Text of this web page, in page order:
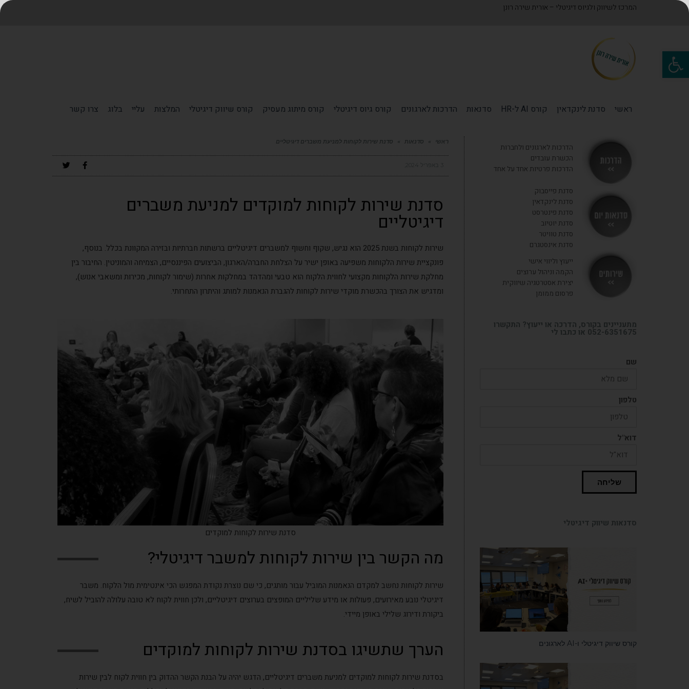
פתח סרגל נגישות
המרכז לשיווק ולגיוס דיגיטלי – אורית שירה רונן
ראשי סדנת לינקדאין קורס AI ל-HR סדנאות הדרכות לארגונים קורס גיוס דיגיטלי קורס מיתוג מעסיק קורס שיווק דיגיטלי המלצות עליי בלוג צרו קשר
ראשי » סדנאות » סדנת שירות לקוחות למניעת משברים דיגיטליים
סדנת שירות לקוחות למוקדים למניעת משברים
דיגיטליים
שירות לקוחות בשנת 2025 הוא נגיש, שקוף וחשוף למשברים דיגיטליים ברשתות חברתיות ובזירה המקוונת בכלל. בנוסף,
פונקציית שירות הלקוחות משפיעה באופן ישיר על הצלחת החברה/הארגון, הביצועים הפיננסיים, הצמיחה והמוניטין. החיבור בין
מחלקת שירות הלקוחות מקצועי לחווית הלקוח הוא טבעי ומהדהד במחלקות אחרות (שימור לקוחות, מכירות ומשאבי אנוש),
ומדגיש את הצורך בהכשרת מוקדי שירות לקוחות להגברת הנאמנות למותג והיתרון התחרותי.
סדנת שירות לקוחות למוקדים
מה הקשר בין שירות לקוחות למשבר דיגיטלי?
שירות לקוחות נחשב למקדם הנאמנות המוביל עבור מותגים, כי שם נוצרת נקודת המפגש הכי אינטימית מול הלקוח. משבר
דיגיטלי נובע מאירועים, פעולות או מידע שליליים המופצים בערוצים דיגיטליים, ולכן חווית לקוח לא טובה עלולה להוביל לשיח,
ביקורת ודירוג שלילי באופן מיידי.
הערך שתשיגו בסדנת שירות לקוחות למוקדים
בסדנת שירות לקוחות למוקדים למניעת משברים דיגיטליים, הדגש יהיה על הבנת הקשר ההדוק בין חווית לקוח לבין שירות
הדרכות לארגונים ולחברות
הכשרת עובדים
הדרכות פרטיות אחד על אחד
סדנת פייסבוק
סדנת לינקדאין
סדנת פינטרסט
סדנת יוטיוב
סדנת טוויטר
סדנת אינסטגרם
ייעוץ וליווי אישי
הקמה וניהול ערוצים
יצירת אסטרטגיה שיווקית
פרסום ממומן
מתעניינים בקורס, הדרכה או ייעוץ? התקשרו
052-6351675 או כתבו לי
שם
טלפון
דוא"ל
שליחה
סדנאות שיווק דיגיטלי
קורס שיווק דיגיטלי ו-AI לארגונים